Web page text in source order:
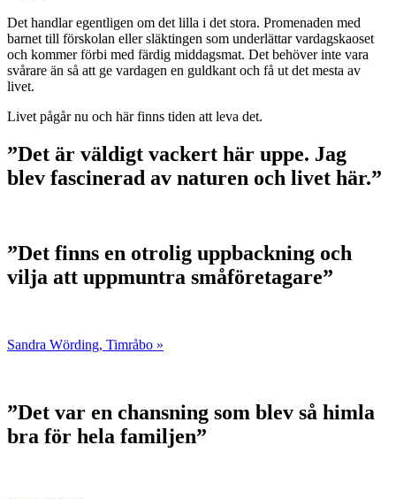
Det handlar egentligen om det lilla i det stora. Promenaden med
barnet till förskolan eller släktingen som underlättar vardagskaoset
och kommer förbi med färdig middagsmat. Det behöver inte vara
svårare än så att ge vardagen en guldkant och få ut det mesta av
livet.
Livet pågår nu och här finns tiden att leva det.
”Det är väldigt vackert här uppe. Jag
blev fascinerad av naturen och livet här.”
”Det finns en otrolig uppbackning och
vilja att uppmuntra småföretagare”
Sandra Wörding, Timråbo »
”Det var en chansning som blev så himla
bra för hela familjen”